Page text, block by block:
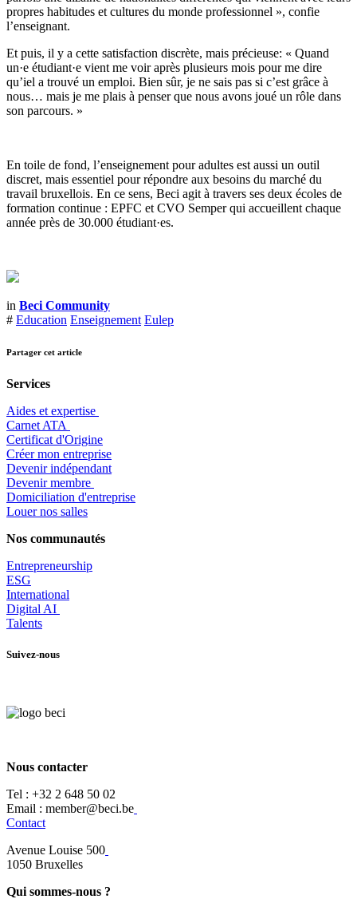
propres habitudes et cultures du monde professionnel », confie
l’enseignant.
Et puis, il y a cette satisfaction discrète, mais précieuse: « Quand
un·e étudiant·e vient me voir après plusieurs mois pour me dire
qu’iel a trouvé un emploi. Bien sûr, je ne sais pas si c’est grâce à
nous… mais je me plais à penser que nous avons joué un rôle dans
son parcours. »
En toile de fond, l’enseignement pour adultes est aussi un outil
discret, mais essentiel pour répondre aux besoins du marché du
travail bruxellois. En ce sens, Beci agit à travers ses deux écoles de
formation continue : EPFC et CVO Semper qui accueillent chaque
année près de 30.000 étudiant·es.
in Beci Community
# Education Enseignement Eulep
Partager cet article
Services
Aides et expertise
​Carnet ATA
Certificat d'Origine
Créer mon entreprise
Devenir indépendant
Devenir membre
​Domiciliation d'entreprise
Louer nos salles
Nos communautés
Entrepreneurship
ESG
International
Digital AI
Talents
Suivez-nous
Nous contacter
Tel : +32 2 648 50 02​
​​Email : member@beci.be
Contact
Avenue Louise 500
​1050 Bruxelles
Qui sommes-nous ?